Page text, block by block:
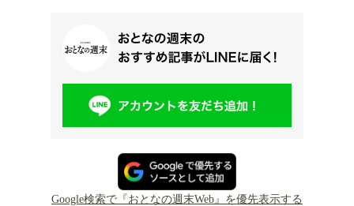
Google検索で『おとなの週末Web』を優先表示する